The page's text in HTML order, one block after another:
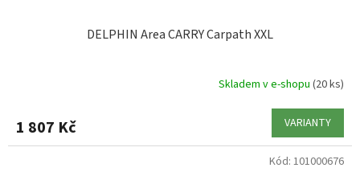
DELPHIN Area CARRY Carpath XXL
Skladem v e-shopu (20 ks)
1 807 Kč VARIANTY
Kód: 101000676